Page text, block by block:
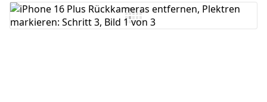
Kommentar hinzufügen